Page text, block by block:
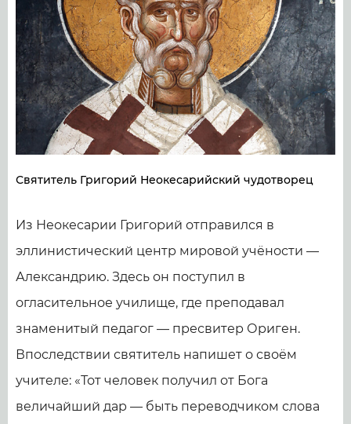
Святитель Григорий Неокесарийский чудотворец
Из Неокесарии Григорий отправился в
эллинистический центр мировой учёности —
Александрию. Здесь он поступил в
огласительное училище, где преподавал
знаменитый педагог — пресвитер Ориген.
Впоследствии святитель напишет о своём
учителе: «Тот человек получил от Бога
величайший дар — быть переводчиком слова